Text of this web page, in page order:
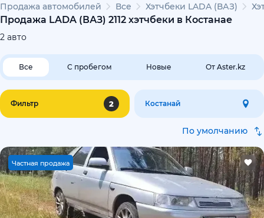
Продажа автомобилей Все Хэтчбеки LADA (ВАЗ)
Продажа LADA (ВАЗ) 2112 хэтчбеки в Костанае
2 авто
Все С пробегом Новые От Aster.kz
Фильтр 2 Костанай
По умолчанию
Частная продажа